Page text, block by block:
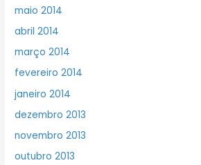
maio 2014
abril 2014
março 2014
fevereiro 2014
janeiro 2014
dezembro 2013
novembro 2013
outubro 2013